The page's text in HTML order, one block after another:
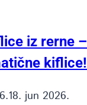
iz rerne –
kiflice!
18. jun 2026.